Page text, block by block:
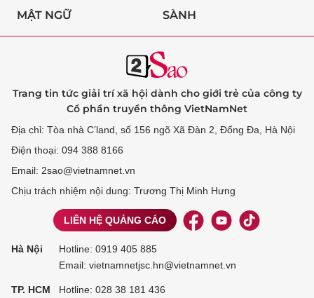
MẬT NGỮ SÀNH
Trang tin tức giải trí xã hội dành cho giới trẻ của công ty
Cổ phần truyền thông VietNamNet
Địa chỉ: Tòa nhà C’land, số 156 ngõ Xã Đàn 2, Đống Đa, Hà Nội
Điện thoại: 094 388 8166
Email: 2sao@vietnamnet.vn
Chịu trách nhiệm nội dung: Trương Thị Minh Hưng
LIÊN HỆ QUẢNG CÁO
Hà Nội Hotline: 0919 405 885
Email: vietnamnetjsc.hn@vietnamnet.vn
TP. HCM Hotline: 028 38 181 436